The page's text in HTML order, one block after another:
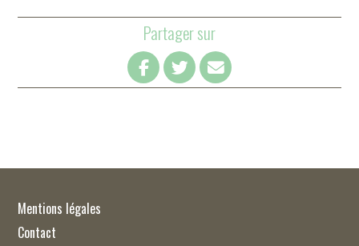
Partager sur
Mentions légales
Contact